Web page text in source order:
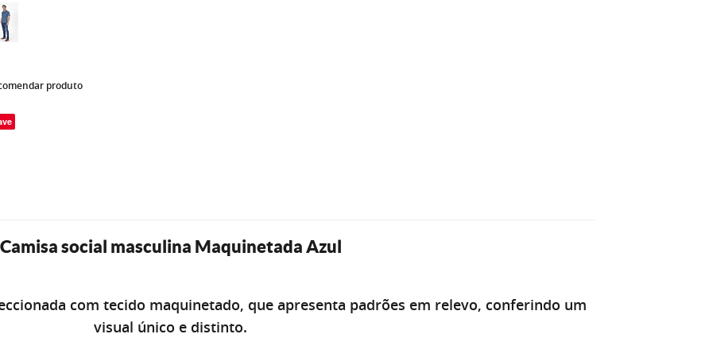
produto
Camisa social masculina Maquinetada Azul
com tecido maquinetado, que apresenta padrões em relevo, conferindo um
visual único e distinto.